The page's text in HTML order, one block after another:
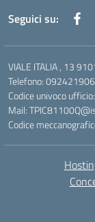
Seguici su:
VIALE ITALIA , 13
Telefono: 092421906
Codice univoco
Mail:
Codice